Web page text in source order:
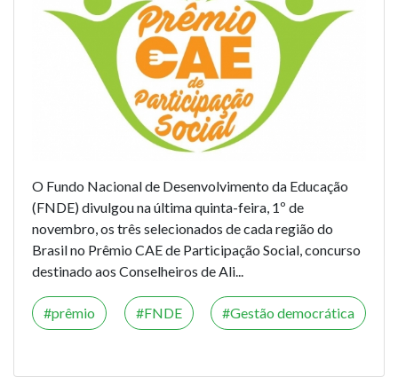
O Fundo Nacional de Desenvolvimento da Educação
(FNDE) divulgou na última quinta-feira, 1º de
novembro, os três selecionados de cada região do
Brasil no Prêmio CAE de Participação Social, concurso
destinado aos Conselheiros de Ali...
prêmio FNDE Gestão democrática